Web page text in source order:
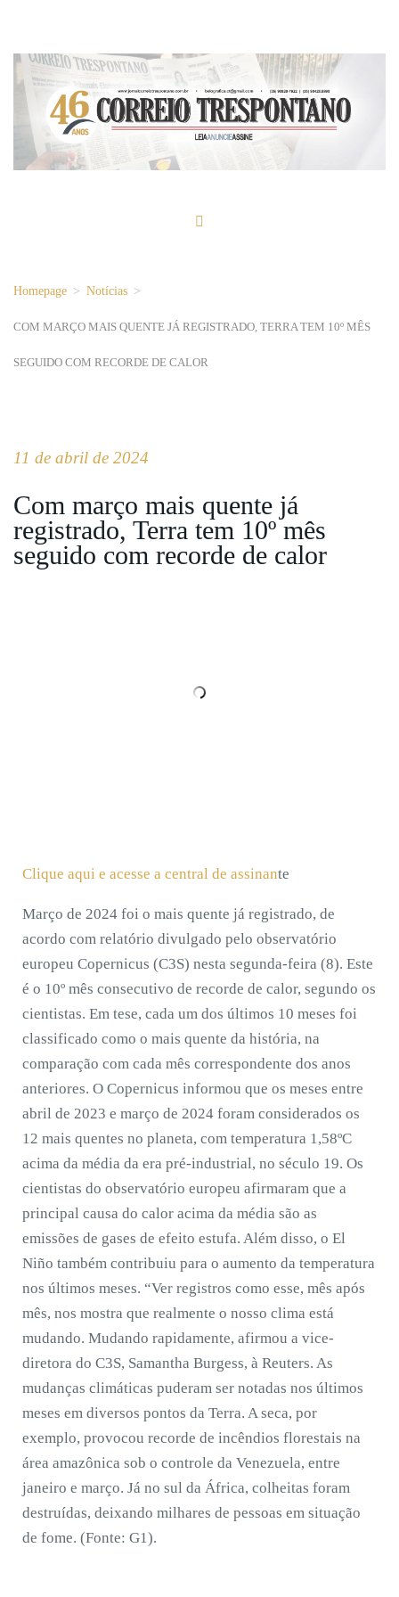
Homepage > Notícias >
COM MARÇO MAIS QUENTE JÁ REGISTRADO, TERRA TEM 10º MÊS
SEGUIDO COM RECORDE DE CALOR
11 de abril de 2024
Com março mais quente já
registrado, Terra tem 10º mês
seguido com recorde de calor
Clique aqui e acesse a central de assinante
Março de 2024 foi o mais quente já registrado, de
acordo com relatório divulgado pelo observatório
europeu Copernicus (C3S) nesta segunda-feira (8). Este
é o 10º mês consecutivo de recorde de calor, segundo os
cientistas. Em tese, cada um dos últimos 10 meses foi
classificado como o mais quente da história, na
comparação com cada mês correspondente dos anos
anteriores. O Copernicus informou que os meses entre
abril de 2023 e março de 2024 foram considerados os
12 mais quentes no planeta, com temperatura 1,58ºC
acima da média da era pré-industrial, no século 19. Os
cientistas do observatório europeu afirmaram que a
principal causa do calor acima da média são as
emissões de gases de efeito estufa. Além disso, o El
Niño também contribuiu para o aumento da temperatura
nos últimos meses. “Ver registros como esse, mês após
mês, nos mostra que realmente o nosso clima está
mudando. Mudando rapidamente, afirmou a vice-
diretora do C3S, Samantha Burgess, à Reuters. As
mudanças climáticas puderam ser notadas nos últimos
meses em diversos pontos da Terra. A seca, por
exemplo, provocou recorde de incêndios florestais na
área amazônica sob o controle da Venezuela, entre
janeiro e março. Já no sul da África, colheitas foram
destruídas, deixando milhares de pessoas em situação
de fome. (Fonte: G1).